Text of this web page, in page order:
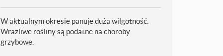
W aktualnym okresie panuje duża wilgotność.
Wrażliwe rośliny są podatne na choroby
grzybowe.